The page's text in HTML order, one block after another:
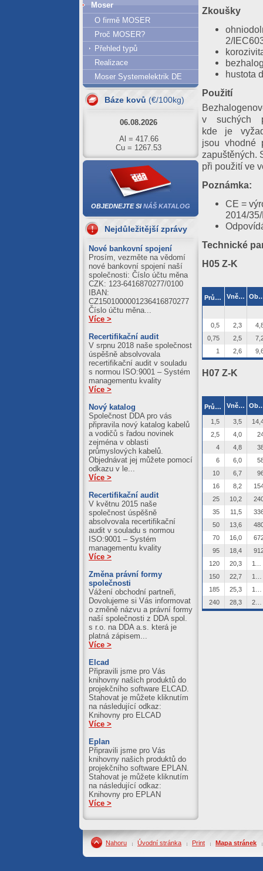
Zkoušky
2/
hustota
Použití
v suchých
kde je
jsou vhodné
zapuštěných.
při použití ve
Poznámka:
CE =
2014/
Technické
H05 Z-K
]
Vnější ø [mm] Obsah
0,5 2,3
0,75
2,5
1
2,6
H07 Z-K
]
Vnější ø [mm] Obsah
1,5 3,5
2,5
4,0
4
4,8
6
6,0
10
6,7
16
8,2
25
10,2
35
11,5
50
13,6
70
16,0
95
18,4
120
20,3
150
22,7
185
25,3
240
28,3
Moser
O firmě MOSER
Proč MOSER?
Přehled typů
Realizace
Moser Systemelektrik DE
Báze kovů (€/100kg)
07.08.2026
Al = 420.61
Cu = 1293.63
Cu = 1267.53
05.08.2026
Al = 422.01
Cu = 1273.71
04.08.2026
Al = 420.89
Cu = 1250.39
Al = 411.21
Cu = 1245.59
OBJEDNEJTE SINÁŠ KATALOG
Nejdůležitější zprávy
Nové bankovní spojení
Prosím, vezměte na vědomí
nové bankovní spojení naší
společnosti: Číslo účtu měna
CZK: 123-6416870277/0100
IBAN:
CZ1501000001236416870277
Číslo účtu měna...
Více >
Recertifikační audit
V srpnu 2018 naše společnost
úspěšně absolvovala
recertifikační audit v souladu
s normou ISO:9001 – Systém
managementu kvality
Více >
Nový katalog
Společnost DDA pro vás
připravila nový katalog kabelů
a vodičů s řadou novinek
zejména v oblasti
průmyslových kabelů.
Objednávat jej můžete pomocí
odkazu v le...
Více >
Recertifikační audit
V květnu 2015 naše
společnost úspěšně
absolvovala recertifikační
audit v souladu s normou
ISO:9001 – Systém
managementu kvality
Více >
Změna právní formy
společnosti
Vážení obchodní partneři,
Dovolujeme si Vás informovat
o změně názvu a právní formy
naší společnosti z DDA spol.
s r.o. na DDA a.s. která je
platná zápisem...
Více >
Elcad
Připravili jsme pro Vás
knihovny našich produktů do
projekčního software ELCAD.
Stahovat je můžete kliknutím
na následující odkaz:
Knihovny pro ELCAD
Více >
Eplan
Připravili jsme pro Vás
knihovny našich produktů do
projekčního software EPLAN.
Stahovat je můžete kliknutím
na následující odkaz:
Knihovny pro EPLAN
Více >
Nahoru Úvodní stránka Print Mapa stránek